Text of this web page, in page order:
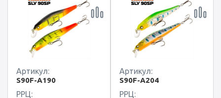
Артикул:
S90F-A190
РРЦ:
Артикул:
S90F-A204
РРЦ: